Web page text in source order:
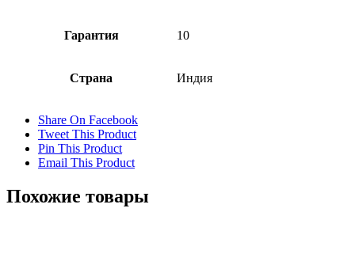
Гарантия 10
Страна Индия
Share On Facebook
Tweet This Product
Pin This Product
Email This Product
Похожие товары